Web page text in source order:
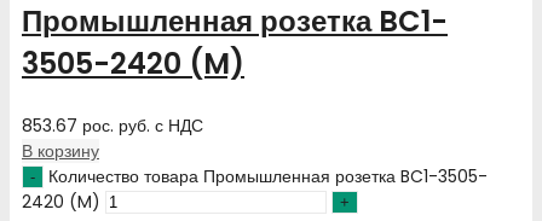
Промышленная розетка BC1-
3505-2420 (M)
853.67 рос. руб. с НДС
В корзину
Количество товара Промышленная розетка BC1-3505-
2420 (M)